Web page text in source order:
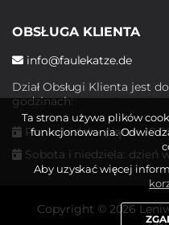
OBSŁUGA KLIENTA
info@faulekatze.de
Dział Obsługi Klienta jest
godzinach:
Poniedziałek - piątek:
Sobota i niedziela: dzień
Copyright © 2026
Ta strona używa plików
funkcjonowania.
Aby uzyskać więcej